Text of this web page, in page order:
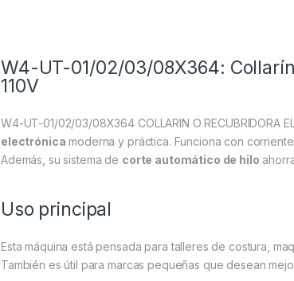
W4-UT-01/02/03/08X364:
110V
W4-UT-01/02/03/08X364 COLLARIN O RECUBRIDORA
electrónica moderna y práctica. Funciona con
Además, su sistema de corte automático de hilo
Uso principal
Esta máquina está pensada para talleres de costura,
También es útil para marcas pequeñas que desean